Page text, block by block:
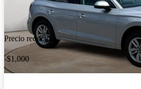
Precio reducido
-$1,000